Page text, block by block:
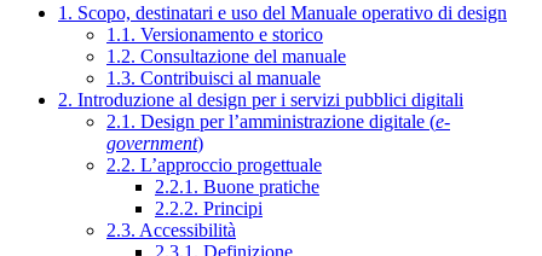
1. Scopo, destinatari e uso del Manuale operativo di design
1.1. Versionamento e storico
1.2. Consultazione del manuale
1.3. Contribuisci al manuale
2. Introduzione al design per i servizi pubblici digitali
2.1. Design per l’amministrazione digitale (e-
government)
2.2. L’approccio progettuale
2.2.1. Buone pratiche
2.2.2. Principi
2.3. Accessibilità
2.3.1. Definizione